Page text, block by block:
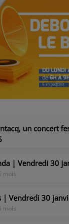
RADIO
un concert
| Vendredi 30
mois
| Vendredi 30
mois